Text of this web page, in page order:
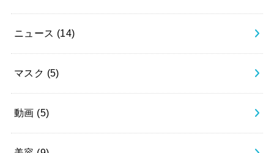
ニュース (14)
マスク (5)
動画 (5)